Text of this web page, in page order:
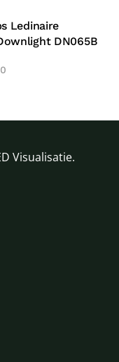
Ledinaire
DN065B
Visualisatie.